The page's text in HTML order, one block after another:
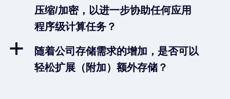
压缩/加密，以进一步协助任何应用
程序级计算任务？
a
随着公司存储需求的增加，是否可以
轻松扩展（附加）额外存储？